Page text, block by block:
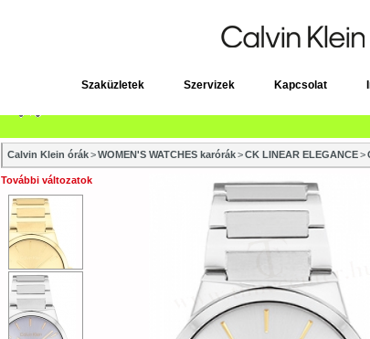
Szaküzletek Szervizek Kapcsolat
Calvin Klein órák > WOMEN'S WATCHES karórák > CK LINEAR ELEGANCE >
További változatok